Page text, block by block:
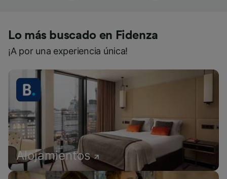
Lo más buscado en Fidenza
¡A por una experiencia única!
Alojamientos